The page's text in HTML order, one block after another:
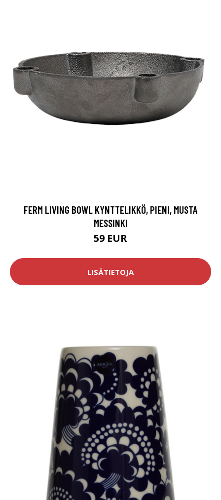
FERM LIVING BOWL KYNTTELIKKÖ, PIENI, MUSTA
MESSINKI
59 EUR
LISÄTIETOJA